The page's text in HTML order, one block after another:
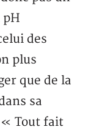
pH
des
plus
que de la
sa
« Tout fait